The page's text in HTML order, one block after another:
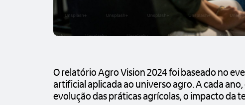
O relatório Agro Vision 2024 foi baseado no
artificial aplicada ao universo agro. A cada
evolução das práticas agrícolas, o impacto da